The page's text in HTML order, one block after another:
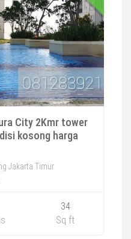
City 2Kmr tower
kosong harga
Jakarta Timur
34
Sq ft